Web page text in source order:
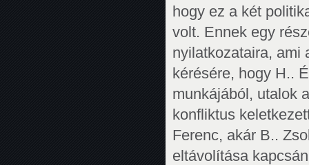
hogy ez a két
volt. Ennek egy
nyilatkozataira, ami
kérésére, hogy H..
munkájából, utalok
konfliktus
Ferenc, akár B..
eltávolítása